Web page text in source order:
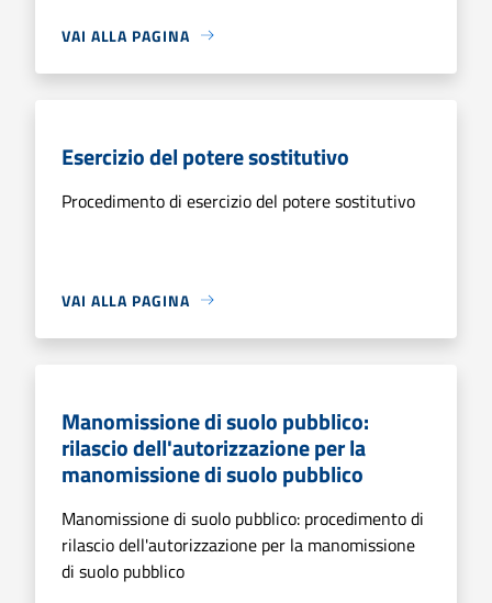
VAI ALLA PAGINA
Esercizio del potere sostitutivo
Procedimento di esercizio del potere sostitutivo
VAI ALLA PAGINA
Manomissione di suolo pubblico:
rilascio dell'autorizzazione per la
manomissione di suolo pubblico
Manomissione di suolo pubblico: procedimento di
rilascio dell'autorizzazione per la manomissione
di suolo pubblico